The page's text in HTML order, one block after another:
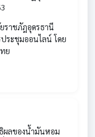
ราชภัฎอุดรธานี
ประชุมออนไลน์ โดย
ย
ผลของน้ำมันหอม